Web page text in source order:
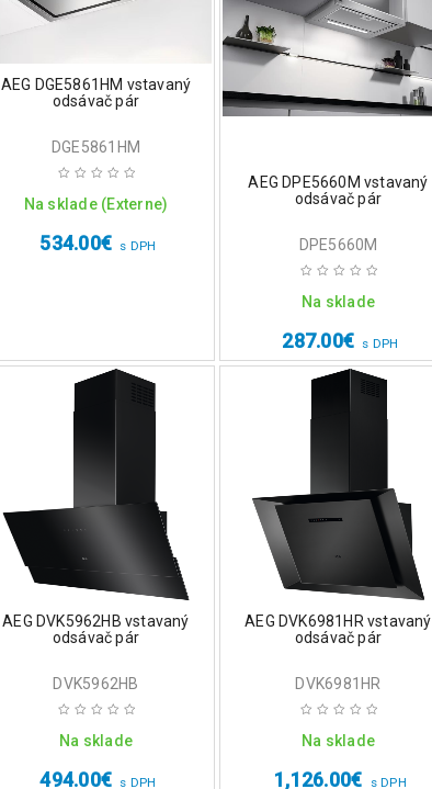
AEG DGE5861HM vstavaný
odsávač pár
DGE5861HM
Na sklade (Externe)
534.00€ s DPH
AEG DPE5660M vstavaný
odsávač pár
DPE5660M
Na sklade
287.00€ s DPH
AEG DVK5962HB vstavaný
odsávač pár
DVK5962HB
Na sklade
494.00€ s DPH
AEG DVK6981HR vstavaný
odsávač pár
DVK6981HR
Na sklade
1,126.00€ s DPH